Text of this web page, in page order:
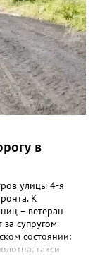
в
улицы 4-я
К
– ветеран
за супругом-
состоянии:
такси